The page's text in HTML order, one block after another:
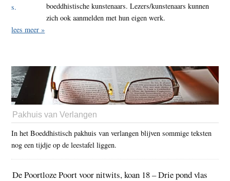
boeddhistische kunstenaars. Lezers/kunstenaars kunnen
zich ook aanmelden met hun eigen werk.
lees meer »
Pakhuis van Verlangen
In het Boeddhistisch pakhuis van verlangen blijven sommige teksten
nog een tijdje op de leestafel liggen.
De Poortloze Poort voor nitwits, koan 18 – Drie pond vlas